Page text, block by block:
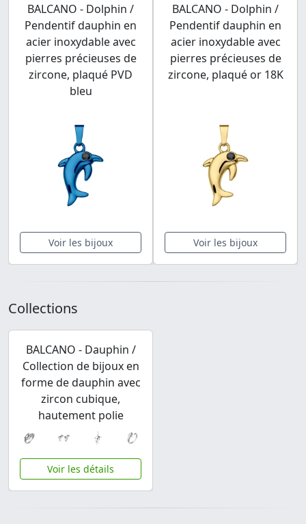
BALCANO - Dolphin /
Pendentif dauphin en
acier inoxydable avec
pierres précieuses de
zircone, plaqué PVD
bleu
Voir les bijoux
BALCANO - Dolphin /
Pendentif dauphin en
acier inoxydable avec
pierres précieuses de
zircone, plaqué or 18K
Voir les bijoux
Collections
BALCANO - Dauphin /
Collection de bijoux en
forme de dauphin avec
zircon cubique,
hautement polie
Voir les détails